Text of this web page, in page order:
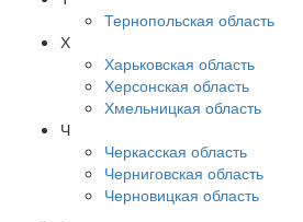
Тернопольская область
Х
Харьковская область
Херсонская область
Хмельницкая область
Ч
Черкасская область
Черниговская область
Черновицкая область